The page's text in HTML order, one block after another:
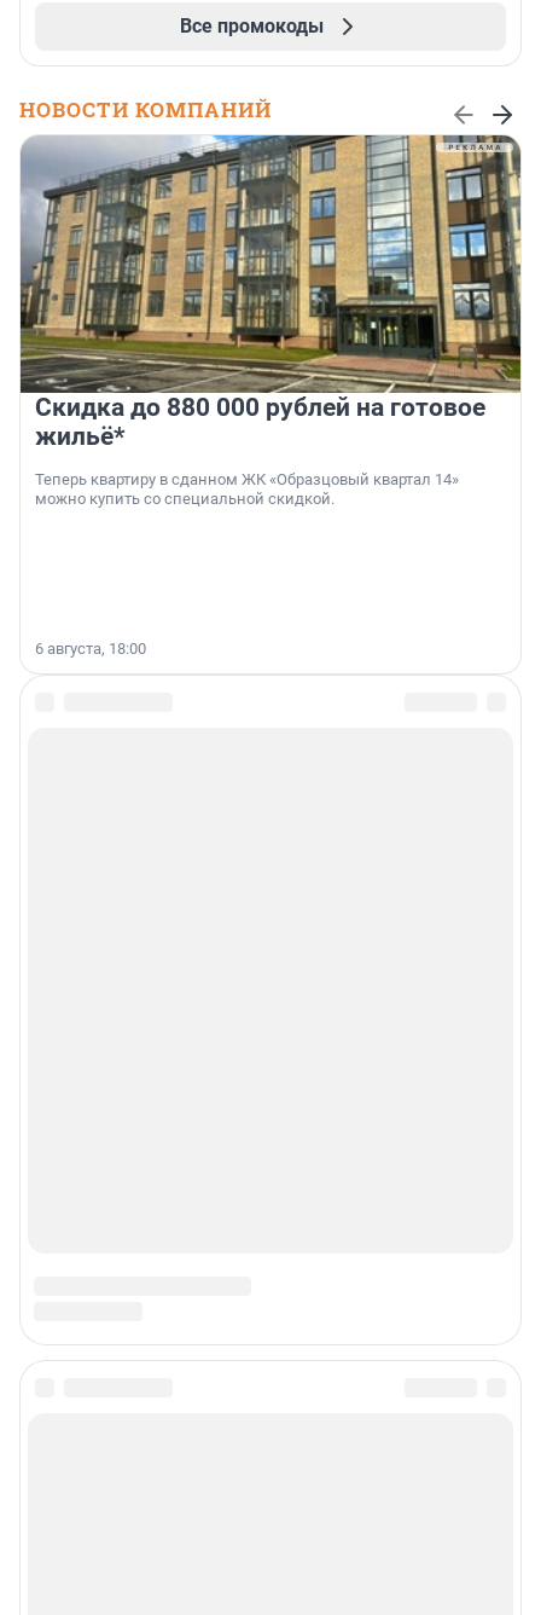
Все промокоды
НОВОСТИ КОМПАНИЙ
Скидка до 880 000 рублей на готовое
жильё*
Теперь квартиру в сданном ЖК «Образцовый квартал 14»
можно купить со специальной скидкой.
6 августа, 18:00